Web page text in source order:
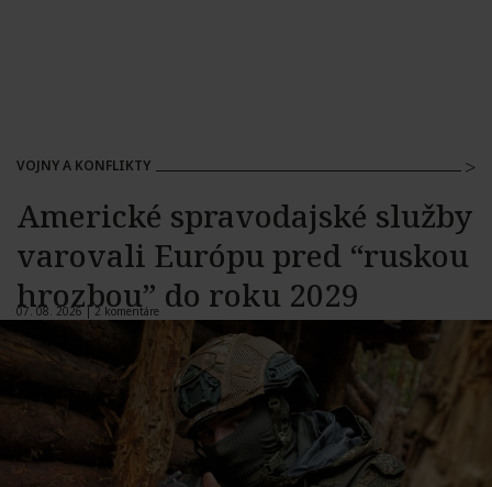
VOJNY A KONFLIKTY
Americké spravodajské služby
varovali Európu pred “ruskou
hrozbou” do roku 2029
07. 08. 2026 |2 komentáre